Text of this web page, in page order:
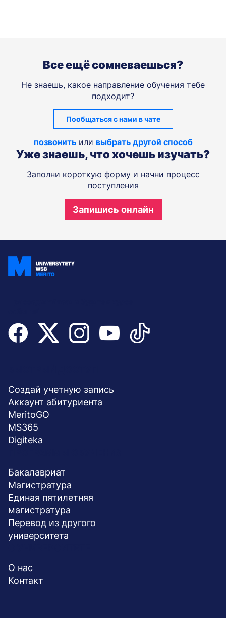
Все ещё сомневаешься?
Не знаешь, какое направление обучения тебе
подходит?
Пообщаться с нами в чате
позвонить или выбрать другой способ
Уже знаешь, что хочешь изучать?
Заполни короткую форму и начни процесс
поступления
Запишись онлайн
stopka
Создай учетную запись
Aккаунт абитуриента
MeritoGO
MS365
Digiteka
Бакалавриат
Магистратура
Единая пятилетняя
магистратура
Перевод из другого
университета
О нас
Контакт